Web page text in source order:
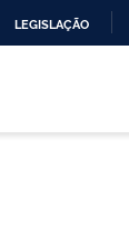
LEGISLAÇÃO